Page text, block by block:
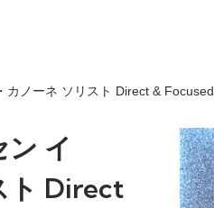
カノーネ ソリスト Direct & Focused
イ
ト Direct